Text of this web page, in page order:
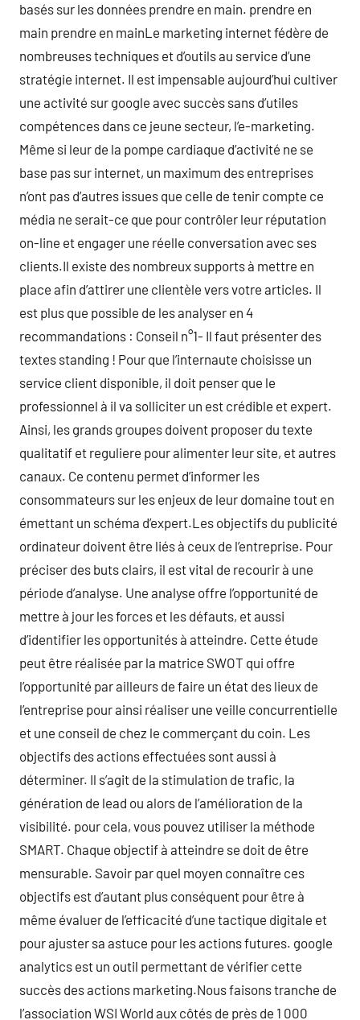
basés sur les données prendre en main. prendre en
main prendre en mainLe marketing internet fédère de
nombreuses techniques et d’outils au service d’une
stratégie internet. Il est impensable aujourd’hui cultiver
une activité sur google avec succès sans d’utiles
compétences dans ce jeune secteur, l’e-marketing.
Même si leur de la pompe cardiaque d’activité ne se
base pas sur internet, un maximum des entreprises
n’ont pas d’autres issues que celle de tenir compte ce
média ne serait-ce que pour contrôler leur réputation
on-line et engager une réelle conversation avec ses
clients.Il existe des nombreux supports à mettre en
place afin d’attirer une clientèle vers votre articles. Il
est plus que possible de les analyser en 4
recommandations : Conseil n°1- Il faut présenter des
textes standing ! Pour que l’internaute choisisse un
service client disponible, il doit penser que le
professionnel à il va solliciter un est crédible et expert.
Ainsi, les grands groupes doivent proposer du texte
qualitatif et reguliere pour alimenter leur site, et autres
canaux. Ce contenu permet d’informer les
consommateurs sur les enjeux de leur domaine tout en
émettant un schéma d’expert.Les objectifs du publicité
ordinateur doivent être liés à ceux de l’entreprise. Pour
préciser des buts clairs, il est vital de recourir à une
période d’analyse. Une analyse offre l’opportunité de
mettre à jour les forces et les défauts, et aussi
d’identifier les opportunités à atteindre. Cette étude
peut être réalisée par la matrice SWOT qui offre
l’opportunité par ailleurs de faire un état des lieux de
l’entreprise pour ainsi réaliser une veille concurrentielle
et une conseil de chez le commerçant du coin. Les
objectifs des actions effectuées sont aussi à
déterminer. Il s’agit de la stimulation de trafic, la
génération de lead ou alors de l’amélioration de la
visibilité. pour cela, vous pouvez utiliser la méthode
SMART. Chaque objectif à atteindre se doit de être
mensurable. Savoir par quel moyen connaître ces
objectifs est d’autant plus conséquent pour être à
même évaluer de l’efficacité d’une tactique digitale et
pour ajuster sa astuce pour les actions futures. google
analytics est un outil permettant de vérifier cette
succès des actions marketing.Nous faisons tranche de
l’association WSI World aux côtés de près de 1 000